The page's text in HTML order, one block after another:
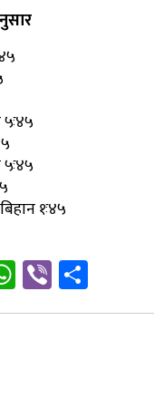
१ः४५
WhatsApp
Viber